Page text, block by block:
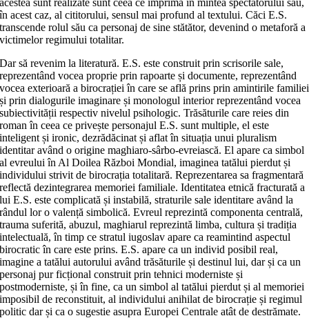
acestea sunt realizate sunt ceea ce imprimă în mintea spectatorului sau,
în acest caz, al cititorului, sensul mai profund al textului. Căci E.S.
transcende rolul său ca personaj de sine stătător, devenind o metaforă a
victimelor regimului totalitar.
Dar să revenim la literatură. E.S. este construit prin scrisorile sale,
reprezentând vocea proprie prin rapoarte și documente, reprezentând
vocea exterioară a birocrației în care se află prins prin amintirile familiei
și prin dialogurile imaginare și monologul interior reprezentând vocea
subiectivității respectiv nivelul psihologic. Trăsăturile care reies din
roman în ceea ce privește personajul E.S. sunt multiple, el este
inteligent și ironic, dezrădăcinat și aflat în situația unui pluralism
identitar având o origine maghiaro-sârbo-evreiască. El apare ca simbol
al evreului în Al Doilea Război Mondial, imaginea tatălui pierdut și
individului strivit de birocrația totalitară. Reprezentarea sa fragmentară
reflectă dezintegrarea memoriei familiale. Identitatea etnică fracturată a
lui E.S. este complicată și instabilă, straturile sale identitare având la
rândul lor o valență simbolică. Evreul reprezintă componenta centrală,
trauma suferită, abuzul, maghiarul reprezintă limba, cultura și tradiția
intelectuală, în timp ce stratul iugoslav apare ca reamintind aspectul
birocratic în care este prins. E.S. apare ca un individ posibil real,
imagine a tatălui autorului având trăsăturile și destinul lui, dar și ca un
personaj pur ficțional construit prin tehnici moderniste și
postmoderniste, și în fine, ca un simbol al tatălui pierdut și al memoriei
imposibil de reconstituit, al individului anihilat de birocrație și regimul
politic dar și ca o sugestie asupra Europei Centrale atât de destrămate.